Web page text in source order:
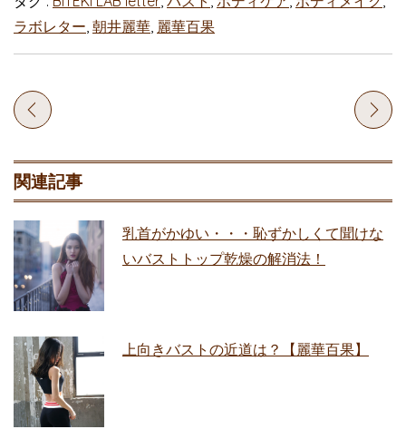
ラボレター, 朝井麗華, 麗華百果
関連記事
乳首がかゆい・・・恥ずかしくて聞けな
いバストトップ乾燥の解消法！
上向きバストの近道は？【麗華百果】